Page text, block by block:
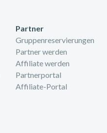
Partner
Gruppenreservierungen
Partner werden
Affiliate werden
Partnerportal
Affiliate-Portal